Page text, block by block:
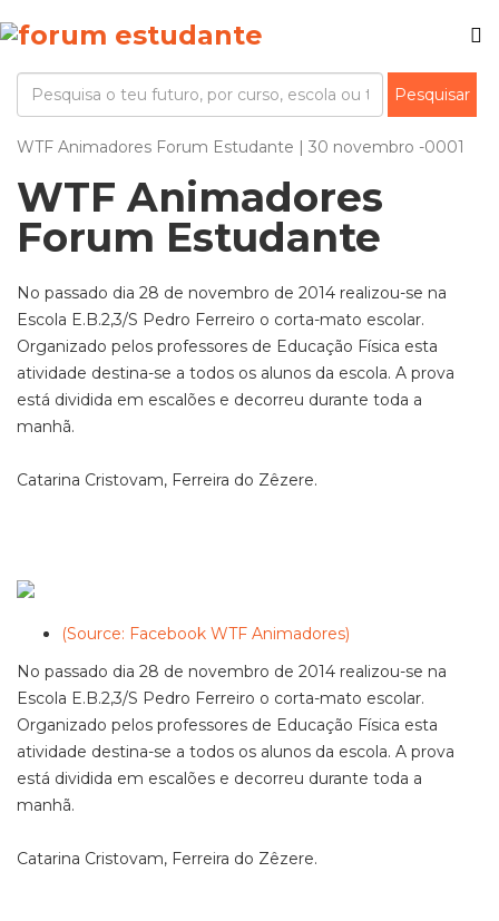
WTF Animadores Forum Estudante | 30 novembro -0001
WTF Animadores
Forum Estudante
No passado dia 28 de novembro de 2014 realizou-se na
Escola E.B.2,3/S Pedro Ferreiro o corta-mato escolar.
Organizado pelos professores de Educação Física esta
atividade destina-se a todos os alunos da escola. A prova
está dividida em escalões e decorreu durante toda a
manhã.
Catarina Cristovam, Ferreira do Zêzere.
(Source: Facebook WTF Animadores)
No passado dia 28 de novembro de 2014 realizou-se na
Escola E.B.2,3/S Pedro Ferreiro o corta-mato escolar.
Organizado pelos professores de Educação Física esta
atividade destina-se a todos os alunos da escola. A prova
está dividida em escalões e decorreu durante toda a
manhã.
Catarina Cristovam, Ferreira do Zêzere.